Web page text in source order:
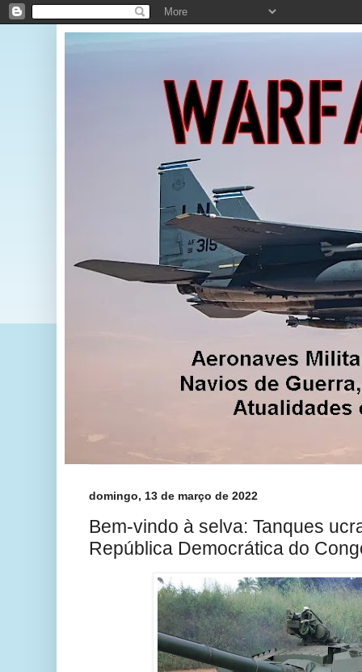
domingo, 13 de março de 2022
Bem-vindo à selva: Tanques
República Democrática do